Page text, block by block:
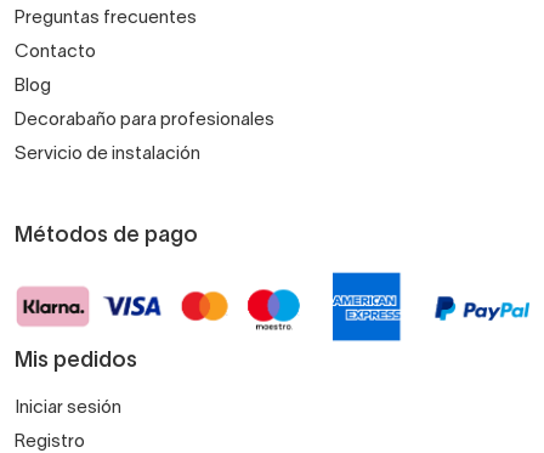
Preguntas frecuentes
Contacto
Blog
Decorabaño para profesionales
Servicio de instalación
Métodos de pago
Mis pedidos
Iniciar sesión
Registro